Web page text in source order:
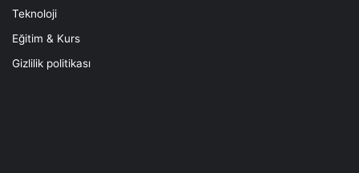
Teknoloji
Eğitim & Kurs
Gizlilik politikası